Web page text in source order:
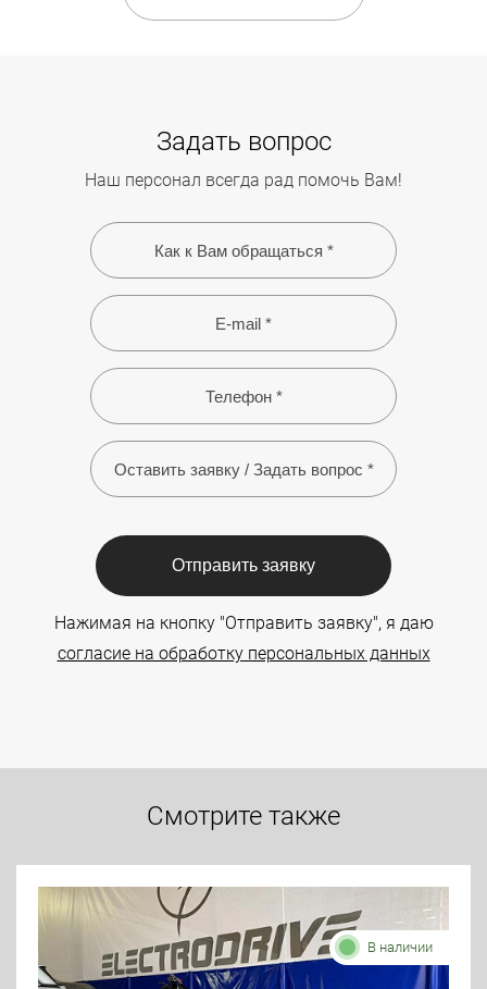
Задать вопрос
Наш персонал всегда рад помочь Вам!
Отправить заявку
Нажимая на кнопку "Отправить заявку", я даю
согласие на обработку персональных данных
Смотрите также
В наличии